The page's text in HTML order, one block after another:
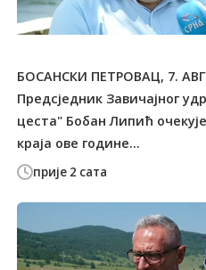
прије 2 сата
БОСАНСКИ ПЕТРОВАЦ, 7.
Предсједник Завичајног
цеста" Бобан Липић
краја ове године...